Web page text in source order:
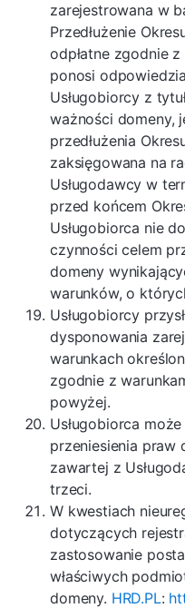
zarejestrowana w
Przedłużenie
odpłatne zgodnie z
ponosi
Usługobiorcy z
ważności domeny,
przedłużenia
zaksięgowana na
Usługodawcy w
przed końcem
Usługobiorca nie
czynności celem
domeny
warunków, o
Usługobiorcy
dysponowania
warunkach
zgodnie z
powyżej.
Usługobiorca
przeniesienia praw
zawartej z
trzeci.
W kwestiach
dotyczących
zastosowanie
właściwych
domeny. HRD.PL: